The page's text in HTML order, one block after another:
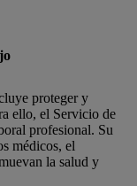
proteger y
ello, el Servicio de
profesional. Su
médicos, el
la salud y